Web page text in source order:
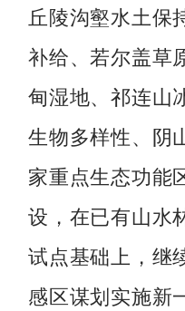
丘陵沟壑水土保
补给、若尔盖草
甸湿地、祁连山
生物多样性、阴
家重点生态功能
设，在已有山水
试点基础上，继
感区谋划实施新